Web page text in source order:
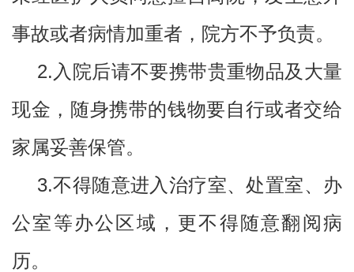
事故或者病情加重者，院方不予负责。
2.入院后请不要携带贵重物品及大量
现金，随身携带的钱物要自行或者交给
家属妥善保管。
3.不得随意进入治疗室、处置室、办
公室等办公区域，更不得随意翻阅病
历。